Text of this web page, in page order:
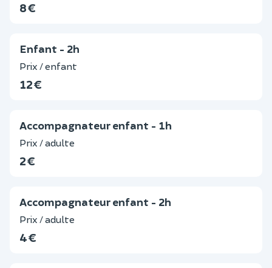
8 €
Enfant - 2h
Prix / enfant
12 €
Accompagnateur enfant - 1h
Prix / adulte
2 €
Accompagnateur enfant - 2h
Prix / adulte
4 €